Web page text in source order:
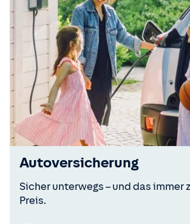
Autoversicherung
Sicher unterwegs – und das immer
Preis.